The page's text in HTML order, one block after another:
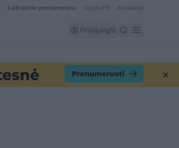
Laikraščio prenumerata Lrytas EN Kontaktai
Prisijungti